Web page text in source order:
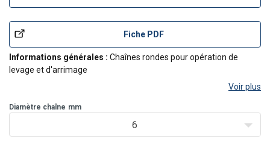
Fiche PDF
Informations générales : Chaînes rondes pour opération de
levage et d'arrimage
Voir plus
Diamètre chaîne mm
6